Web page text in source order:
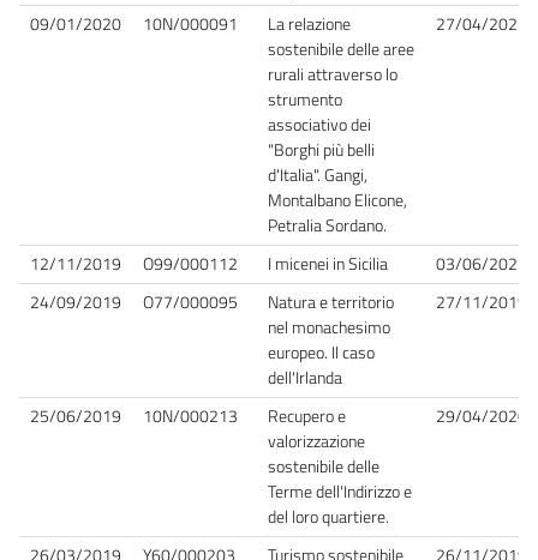
09/01/2020 10N/000091
La relazione
sostenibile delle aree
rurali attraverso lo
strumento
associativo dei
"Borghi più belli
d'Italia". Gangi,
Montalbano Elicone,
Petralia Sordano.
27/04/2021
12/11/2019 O99/000112 I micenei in Sicilia
03/06/2021
24/09/2019
O77/000095
Natura e territorio
nel monachesimo
europeo. Il caso
dell'Irlanda
27/11/2019
25/06/2019 10N/000213
Recupero e
valorizzazione
sostenibile delle
Terme dell'Indirizzo e
del loro quartiere.
29/04/2020